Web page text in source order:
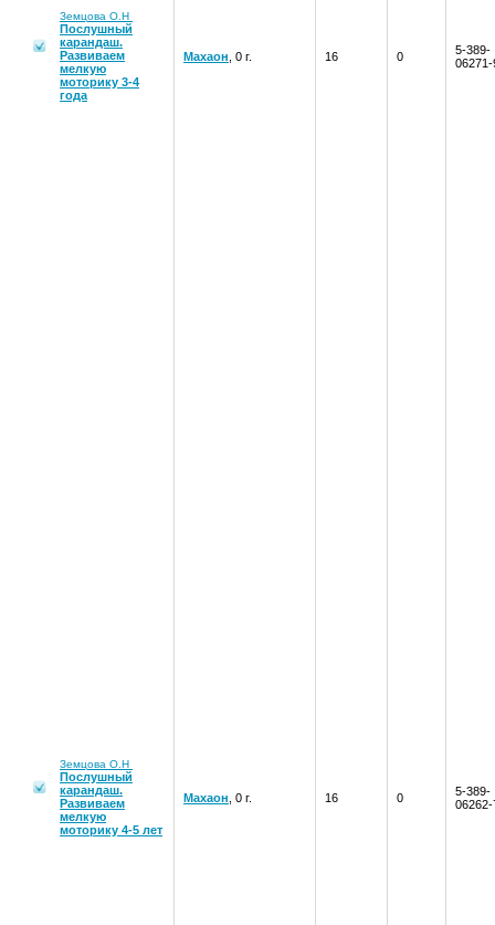
Земцова О.Н
Послушный
карандаш.
Развиваем
мелкую
моторику 3-4
года
Махаон , 0 г. 16 0
5-389-
06271-
Земцова О.Н
Послушный
карандаш.
Развиваем
мелкую
моторику 4-5 лет
Махаон , 0 г. 16 0
5-389-
06262-